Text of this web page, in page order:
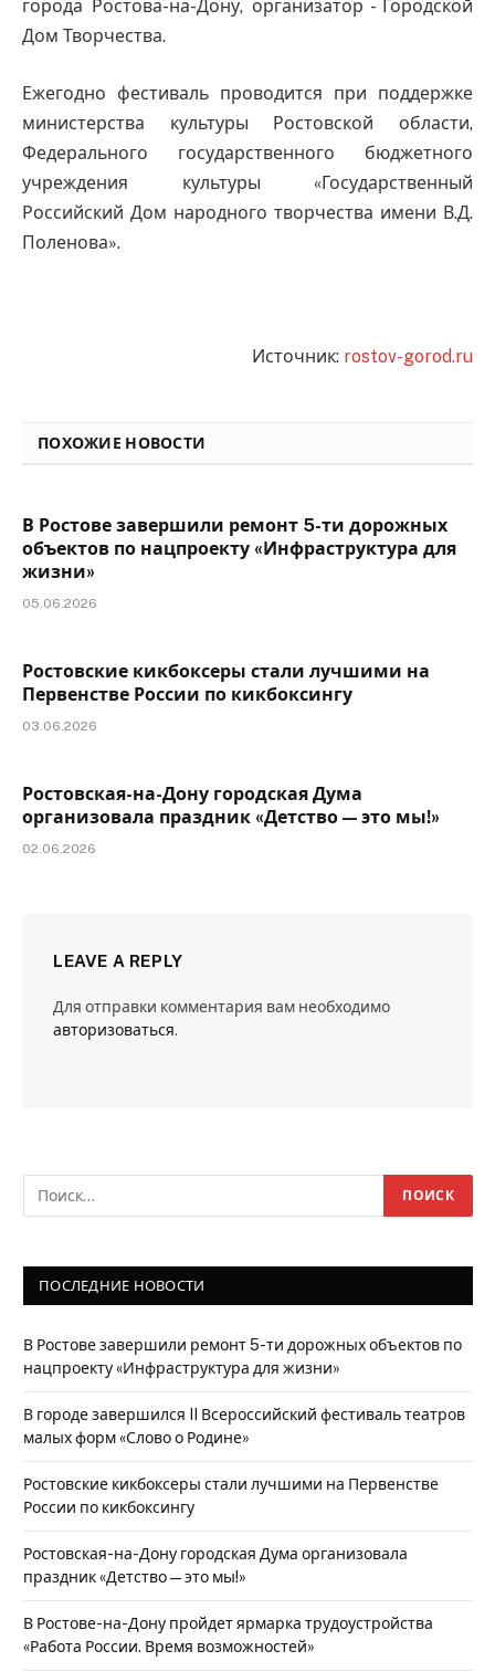
города Ростова-на-Дону, организатор - Городской
Дом Творчества.
Ежегодно фестиваль проводится при поддержке
министерства культуры Ростовской области,
Федерального государственного бюджетного
учреждения культуры «Государственный
Российский Дом народного творчества имени В.Д.
Поленова».
Источник: rostov-gorod.ru
ПОХОЖИЕ НОВОСТИ
В Ростове завершили ремонт 5-ти дорожных
объектов по нацпроекту «Инфраструктура для
жизни»
05.06.2026
Ростовские кикбоксеры стали лучшими на
Первенстве России по кикбоксингу
03.06.2026
Ростовская-на-Дону городская Дума
организовала праздник «Детство — это мы!»
02.06.2026
LEAVE A REPLY
Для отправки комментария вам необходимо
авторизоваться.
ПОСЛЕДНИЕ НОВОСТИ
В Ростове завершили ремонт 5-ти дорожных объектов по
нацпроекту «Инфраструктура для жизни»
В городе завершился II Всероссийский фестиваль театров
малых форм «Слово о Родине»
Ростовские кикбоксеры стали лучшими на Первенстве
России по кикбоксингу
Ростовская-на-Дону городская Дума организовала
праздник «Детство — это мы!»
В Ростове-на-Дону пройдет ярмарка трудоустройства
«Работа России. Время возможностей»